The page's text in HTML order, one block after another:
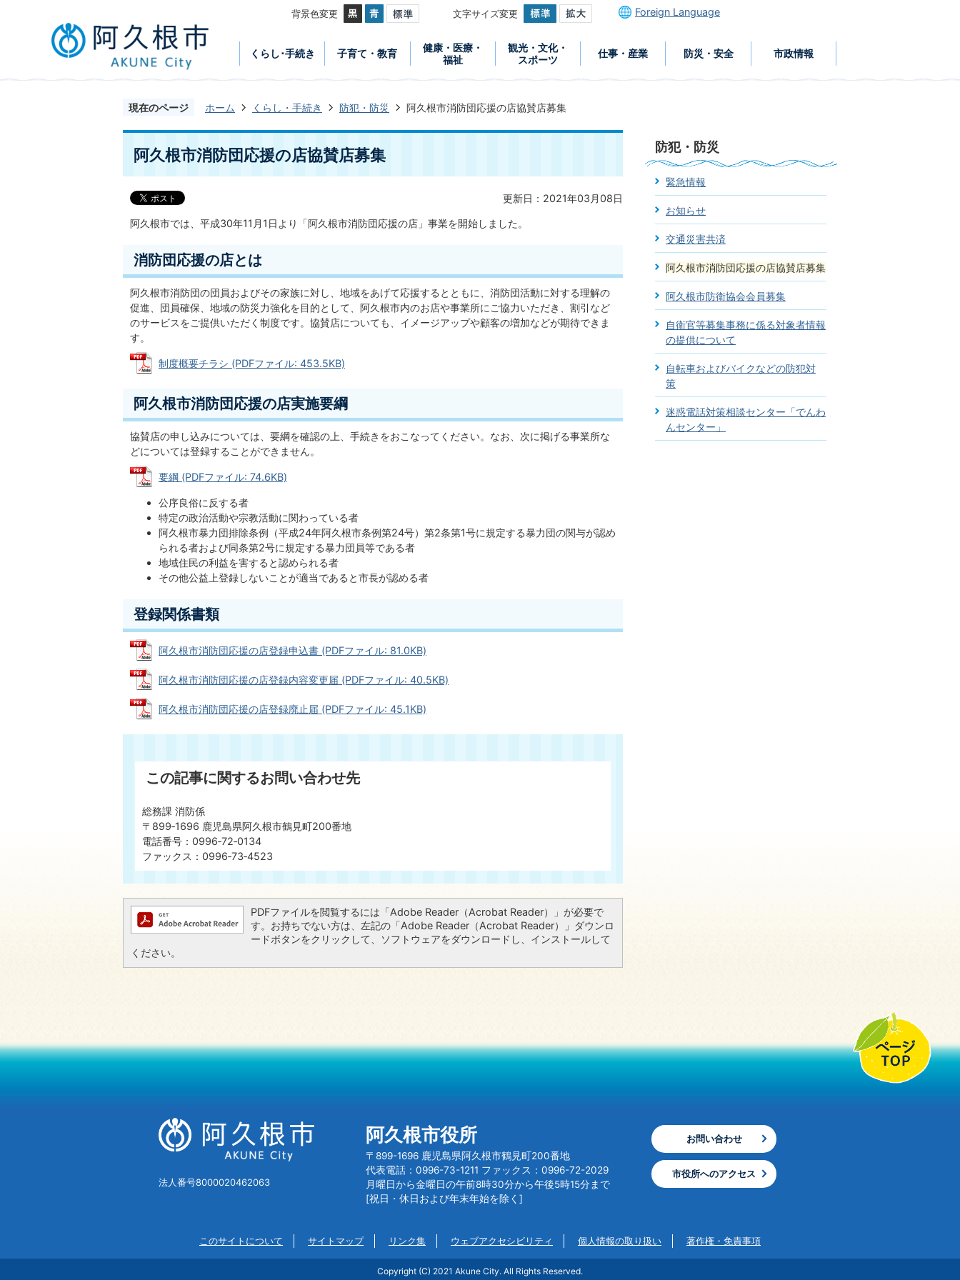
背景色変更 文字サイズ変更 Foreign Language
くらし･手続き 子育て・教育
健康・医療・
福祉
観光・文化・
スポーツ
仕事・産業 防災・安全 市政情報
現在のページ ホーム くらし・手続き 防犯・防災 阿久根市消防団応援の店協賛店募集
阿久根市消防団応援の店協賛店募集
更新日：2021年03月08日
阿久根市では、平成30年11月1日より「阿久根市消防団応援の店」事業を開始しました。
消防団応援の店とは
阿久根市消防団の団員およびその家族に対し、地域をあげて応援するとともに、消防団活動に対する理解の
促進、団員確保、地域の防災力強化を目的として、阿久根市内のお店や事業所にご協力いただき、割引など
のサービスをご提供いただく制度です。協賛店についても、イメージアップや顧客の増加などが期待できま
す。
制度概要チラシ (PDFファイル: 453.5KB)
阿久根市消防団応援の店実施要綱
協賛店の申し込みについては、要綱を確認の上、手続きをおこなってください。なお、次に掲げる事業所な
どについては登録することができません。
要綱 (PDFファイル: 74.6KB)
公序良俗に反する者
特定の政治活動や宗教活動に関わっている者
阿久根市暴力団排除条例（平成24年阿久根市条例第24号）第2条第1号に規定する暴力団の関与が認め
られる者および同条第2号に規定する暴力団員等である者
地域住民の利益を害すると認められる者
その他公益上登録しないことが適当であると市長が認める者
登録関係書類
阿久根市消防団応援の店登録申込書 (PDFファイル: 81.0KB)
阿久根市消防団応援の店登録内容変更届 (PDFファイル: 40.5KB)
阿久根市消防団応援の店登録廃止届 (PDFファイル: 45.1KB)
この記事に関するお問い合わせ先
総務課 消防係
〒899‐1696 鹿児島県阿久根市鶴見町200番地
電話番号：0996‐72‐0134
ファックス：0996‐73‐4523
PDFファイルを閲覧するには「Adobe Reader（Acrobat Reader）」が必要で
す。お持ちでない方は、左記の「Adobe Reader（Acrobat Reader）」ダウンロ
ードボタンをクリックして、ソフトウェアをダウンロードし、インストールして
ください。
防犯・防災
緊急情報
お知らせ
交通災害共済
阿久根市消防団応援の店協賛店募集
阿久根市防衛協会会員募集
自衛官等募集事務に係る対象者情報
の提供について
自転車およびバイクなどの防犯対
策
迷惑電話対策相談センター「でんわ
んセンター」
法人番号8000020462063
阿久根市役所
〒899-1696 鹿児島県阿久根市鶴見町200番地
代表電話：0996-73-1211 ファックス：0996-72-2029
月曜日から金曜日の午前8時30分から午後5時15分まで
[祝日・休日および年末年始を除く]
お問い合わせ
市役所へのアクセス
このサイトについて サイトマップ リンク集 ウェブアクセシビリティ 個人情報の取り扱い 著作権・免責事項
Copyright (C) 2021 Akune City. All Rights Reserved.